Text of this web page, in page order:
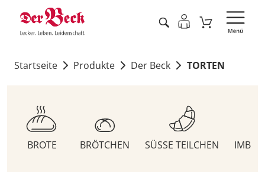
Startseite Produkte Der Beck TORTEN
BROTE BRÖTCHEN SÜSSE TEILCHEN